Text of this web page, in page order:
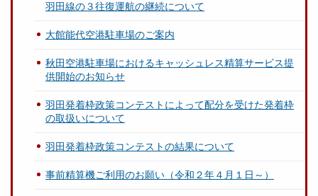
羽田線の３往復運航の継続について
大館能代空港駐車場のご案内
秋田空港駐車場におけるキャッシュレス精算サービス提
供開始のお知らせ
羽田発着枠政策コンテストによって配分を受けた発着枠
の取扱いについて
羽田発着枠政策コンテストの結果について
事前精算機ご利用のお願い（令和２年４月１日～）